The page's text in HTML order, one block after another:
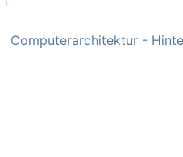
Computerarchitektur -